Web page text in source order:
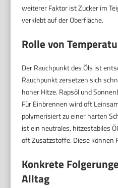
weiterer Faktor ist Zucker im
verklebt auf der Oberfläche.
Rolle von
Der Rauchpunkt des Öls ist
Rauchpunkt zersetzen sich
hoher Hitze. Rapsöl und
Für Einbrennen wird oft
polymerisiert zu einer harten
ist ein neutrales, hitzestabiles
oft Zusatzstoffe. Diese können
Konkrete
Alltag